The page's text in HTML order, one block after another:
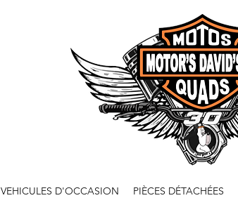
VEHICULES D'OCCASION PIÈCES DÉTACHÉES